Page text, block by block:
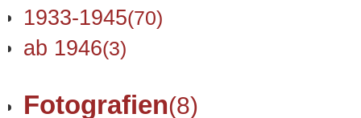
1933-1945(70)
ab 1946(3)
Fotografien(8)